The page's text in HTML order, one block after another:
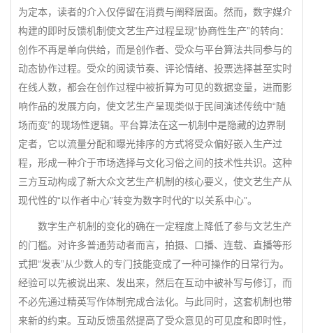
为定本，读者的介入仅停留在消费与阐释层面。然而，数字媒介
构建的即时反馈机制使文艺生产过程呈现“协商性生产”的转向：
创作不再是单向供给，而是创作者、受众与平台算法共同参与的
动态协作过程。受众的阅读节奏、评论情绪、投票选择甚至实时
在线人数，都会在创作过程中被折算为可见的数据变量，进而影
响作品的发展方向，使文艺生产呈现类似于民间演述传统中“随
场而变”的现场性逻辑。平台算法在这一机制中是隐藏的边界制
定者，它以流量分配和曝光排序的方式将受众偏好嵌入生产过
程，形成一种介于市场选择与文化习俗之间的技术性共识。这种
三方互动构成了新大众文艺生产机制的核心要义，使文艺生产从
现代性的“以作者中心”转变为数字时代的“以关系中心”。
数字生产机制的变化的确在一定程度上降低了参与文艺生产
的门槛。对许多普通劳动者而言，拍摄、口播、连载、直播等形
式把“发表”从少数人的专门技能变成了一种可操作的日常行为。
经验可以先被说出来、发出来，然后在互动中被补写与修订，而
不必先通过精英写作体制完成合法化。与此同时，这套机制也带
来新的约束。互动反馈虽然提高了受众意见的可见度和即时性，